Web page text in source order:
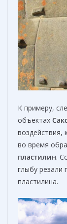
К примеру,
объектах
воздействия,
во время
пластилин.
глыбу резали
пластилина.